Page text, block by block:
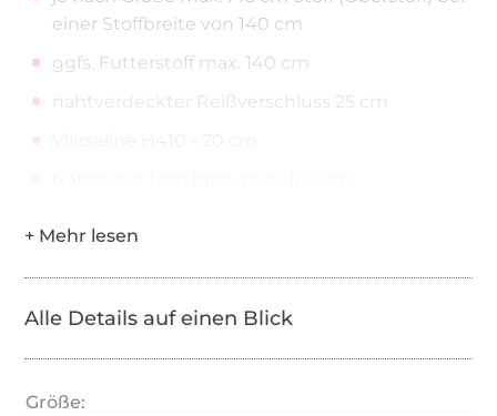
einer Stoffbreite von 140 cm
ggfs. Futterstoff max. 140 cm
nahtverdeckter Reißverschluss 25 cm
Alle Details auf einen Blick
Größe: